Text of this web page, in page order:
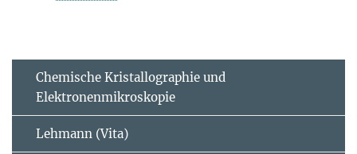
Chemische Kristallographie und
Elektronenmikroskopie
Lehmann (Vita)